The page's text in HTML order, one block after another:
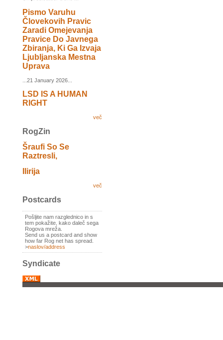
Pismo Varuhu
Človekovih Pravic
Zaradi Omejevanja
Pravice Do Javnega
Zbiranja, Ki Ga Izvaja
Ljubljanska Mestna
Uprava
...21 January 2026...
LSD IS A HUMAN
RIGHT
več
RogZin
Šraufi So Se
Raztresli,
Ilirija
več
Postcards
Pošljite nam razglednico in s
tem pokažite, kako daleč sega
Rogova mreža.
Send us a postcard and show
how far Rog net has spread.
>naslov/address
Syndicate